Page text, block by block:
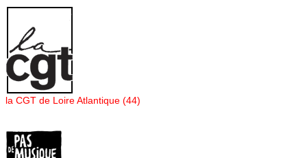
Panneau de gestion des cookies
la CGT de Loire Atlantique (44)